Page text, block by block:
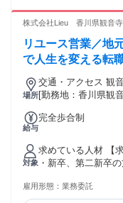
方 ・土日祝を含む
件】 ・未経験歓迎
事業主歓迎 ・販売
不動産営業、法人
での販売経験があ
━━━━━━━━━━━━━━━ ・未経
応じた報酬アップ
え相談可
株式会社Lieu 香川県観音
リユース営業／地
で人生を変える転
場所
交通・アクセス 観
[勤務地：香川県観
給与
完全歩合制
対象
求めている人材 【
・新卒、第二新卒の方で
検1級以上の方 ・ブ
雇用形態： 業務委託